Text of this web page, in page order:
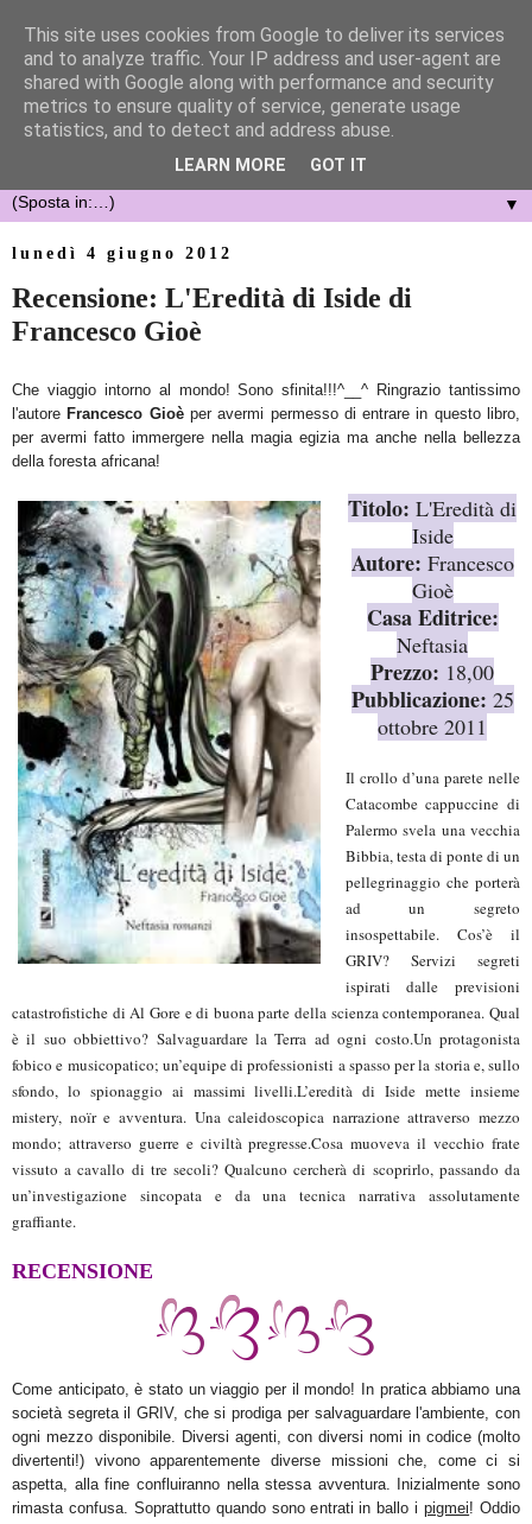
▼
lunedì 4 giugno 2012
Recensione: L'Eredità di Iside di
Francesco Gioè
Che viaggio intorno al mondo! Sono sfinita!!!^__^ Ringrazio tantissimo
l'autoreFrancesco Gioèper avermi permesso di entrare in questo libro,
per avermi fatto immergere nella magia egizia ma anche nella bellezza
della foresta africana!
Titolo:L'Eredità di
Iside
Autore: Francesco
Gioè
Casa Editrice:
Neftasia
Prezzo: 18,00
Pubblicazione: 25
ottobre 2011
Il crollo d’una parete nelle
Catacombe cappuccine di
Palermo svela una vecchia
Bibbia, testa di ponte di un
pellegrinaggio che porterà
ad un segreto
insospettabile.
Cos’è il
GRIV? Servizi segreti
ispirati dalle previsioni
catastrofistiche di Al Gore e di buona parte della scienza contemporanea. Qual
è il suo obbiettivo? Salvaguardare la Terra ad ogni costo.Un protagonista
fobico e musicopatico; un’equipe di professionisti a spasso per la storia e, sullo
sfondo, lo spionaggio ai massimi livelli.L’eredità di Iside mette insieme
mistery, noïr e avventura. Una caleidoscopica narrazione attraverso mezzo
mondo; attraverso guerre e civiltà pregresse.Cosa muoveva il vecchio frate
vissuto a cavallo di tre secoli? Qualcuno cercherà di scoprirlo, passando da
un’investigazione sincopata e da una tecnica narrativa assolutamente
graffiante.
RECENSIONE
Come anticipato, è stato un viaggio per il mondo! In pratica abbiamo una
società segreta il GRIV, che si prodiga per salvaguardare l'ambiente, con
ogni mezzo disponibile. Diversi agenti, con diversi nomi in codice (molto
divertenti!) vivono apparentemente diverse missioni che, come ci si
aspetta, alla fine confluiranno nella stessa avventura. Inizialmente sono
rimasta confusa. Soprattutto quando sono entrati in ballo ipigmei! Oddio
This site uses cookies from Google to deliver its services
and to analyze traffic. Your IP address and user-agent are
shared with Google along with performance and security
metrics to ensure quality of service, generate usage
statistics, and to detect and address abuse.
LEARN MORE GOT IT